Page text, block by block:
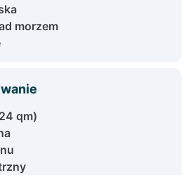
morzem
qm)